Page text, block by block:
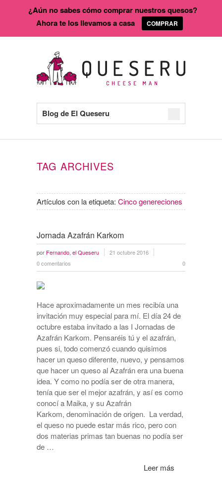
Blog de El Queseru
TAG ARCHIVES
Artículos con la etiqueta: Cinco genereciones
Jornada Azafrán Karkom
por Fernando, el Queseru
21 octubre 2016
0 comentarios
0
Hace aproximadamente un mes recibía una
invitación muy especial para mí. El día 24 de
octubre estaba invitado a las I Jornadas de
Azafrán Karkom. Pensaréis tú y el azafrán,
pues si, todo comenzó cuando quisimos
hacer un queso diferente, nuevo, y pensamos
que hacer un queso al Azafrán era una buena
idea. Y como no podía ser de otra manera,
tenía que ser el mejor azafrán, y así es como
conocí a Maika, y su Azafrán
Karkom, denominación de origen. La verdad,
el queso no puede estar más rico, pero con
dos materias primas tan buenas no podía ser
de …
Leer más
¿Aún no sabes cómo comprar nuestros quesos?
Ahora te los llevamos a casa
COMPRAR